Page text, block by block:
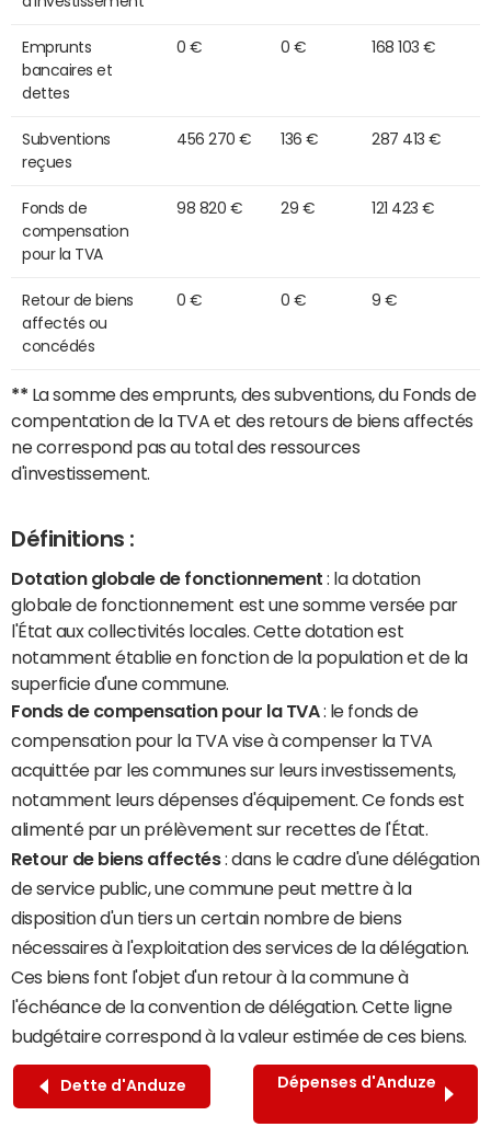
Emprunts
bancaires et
dettes
0 € 0 € 168 103 €
Subventions
reçues
456 270 € 136 € 287 413 €
Fonds de
compensation
pour la TVA
98 820 € 29 € 121 423 €
Retour de biens
affectés ou
concédés
0 € 0 € 9 €
** La somme des emprunts, des subventions, du Fonds de
compentation de la TVA et des retours de biens affectés
ne correspond pas au total des ressources
d'investissement.
Définitions :
Dotation globale de fonctionnement : la dotation
globale de fonctionnement est une somme versée par
l'État aux collectivités locales. Cette dotation est
notamment établie en fonction de la population et de la
superficie d'une commune.
Fonds de compensation pour la TVA: le fonds de
compensation pour la TVA vise à compenser la TVA
acquittée par les communes sur leurs investissements,
notamment leurs dépenses d'équipement. Ce fonds est
alimenté par un prélèvement sur recettes de l'État.
Retour de biens affectés: dans le cadre d'une délégation
de service public, une commune peut mettre à la
disposition d'un tiers un certain nombre de biens
nécessaires à l'exploitation des services de la délégation.
Ces biens font l'objet d'un retour à la commune à
l'échéance de la convention de délégation. Cette ligne
budgétaire correspond à la valeur estimée de ces biens.
Dette d'Anduze Dépenses d'Anduze